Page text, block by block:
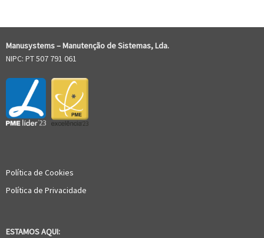
Manusystems –Manutenção de Sistemas, Lda.
NIPC: PT 507 791 061
Política de Cookies
Política de Privacidade
ESTAMOS AQUI: